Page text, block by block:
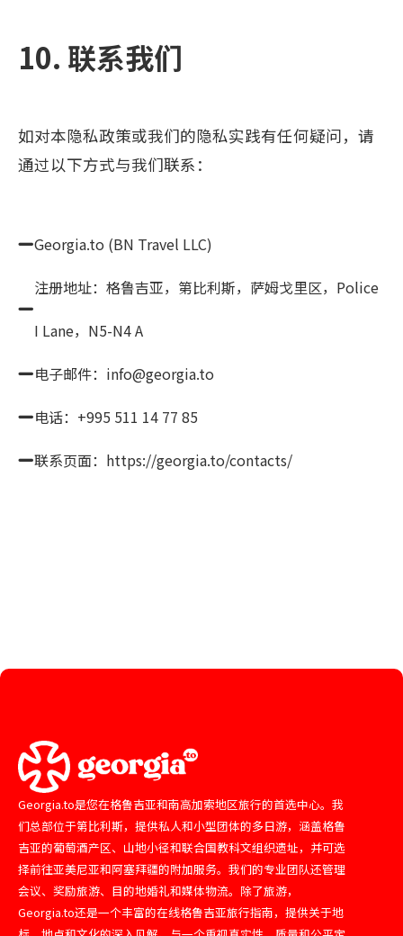
10. 联系我们
如对本隐私政策或我们的隐私实践有任何疑问，请
通过以下方式与我们联系：
Georgia.to (BN Travel LLC)
注册地址：格鲁吉亚，第比利斯，萨姆戈里区，Police
I Lane，N5-N4 A
电子邮件：info@georgia.to
电话：+995 511 14 77 85
联系页面：https://georgia.to/contacts/
Georgia.to是您在格鲁吉亚和南高加索地区旅行的首选中心。我
们总部位于第比利斯，提供私人和小型团体的多日游，涵盖格鲁
吉亚的葡萄酒产区、山地小径和联合国教科文组织遗址，并可选
择前往亚美尼亚和阿塞拜疆的附加服务。我们的专业团队还管理
会议、奖励旅游、目的地婚礼和媒体物流。除了旅游，
Georgia.to还是一个丰富的在线格鲁吉亚旅行指南，提供关于地